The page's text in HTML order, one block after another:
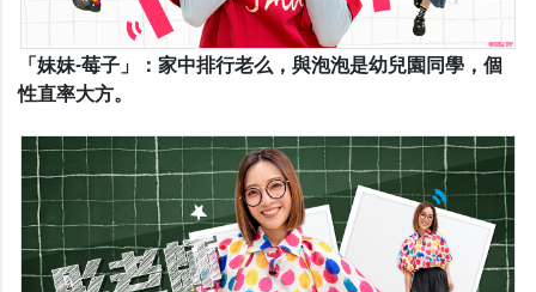
「妹妹-莓子」：家中排行老么，與泡泡是幼兒園同學，個
性直率大方。